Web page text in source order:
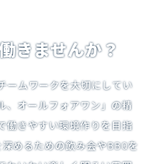
きませんか？
ームワークを大切にしてい
、オールフォアワン」の精
働きやすい環境作りを目指
めるための飲み会やBBQを